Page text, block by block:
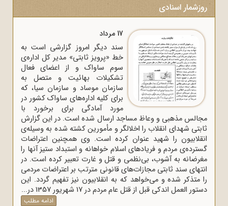
روزشمار اسنادی
17 مرداد
سند دیگر امروز گزارشی است به
خط «پرویز ثابتی» مدیر کل اداره‌ی
سوم ساواک و از اعضای فعال
تشکیلات بهائیت و متصل به
سازمان موساد و سازمان سیا، که
برای کلیه اداره‌های ساواک‌ کشور در
مورد آمادگی برای برخورد با
مجالس مذهبی و وعاظ مساجد ارسال شده است. در این گزارش
ثابتی شهدای انقلاب را اخلالگر و مأمورین کشته شده به وسیله‌ی
انقلابیون را شهید عنوان کرده است. وی همچنین اعتراضات
گسترده‌ی مردم و فریادهای اسلام خواهانه و استبداد ستیز آنها را
مغرضانه به آشوب، بی‌نظمی و قتل و غارت تعبیر کرده است. در
انتهای سند ثابتی مجازات‌های قانونی مترتب بر اعتراضات مردمی
را متذکر شده و می‌خواهد که به انقلابیون نیز تفهیم گردد. این
دستور العمل اندکی قبل از قتل عام مردم در 17 شهریور 1357 در...
ادامه مطلب